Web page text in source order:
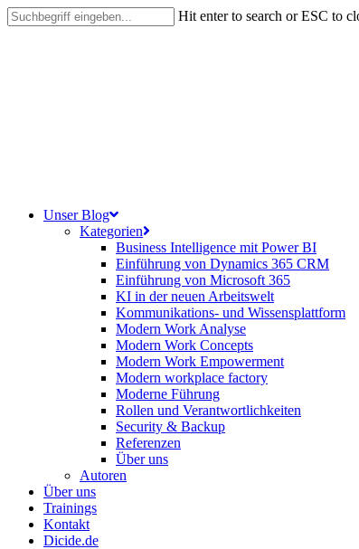
Skip
to
Hit enter to search or ESC to
search
Menu
Unser Blog
Kategorien
Business Intelligence mit Power BI
Einführung von Dynamics 365 CRM
Einführung von Microsoft 365
KI in der neuen Arbeitswelt
Kommunikations- und Wissensplattform
Modern Work Analyse
Modern Work Concepts
Modern Work Empowerment
Modern workplace factory
Moderne Führung
Rollen und Verantwortlichkeiten
Security & Backup
Referenzen
Über uns
Autoren
Über uns
Trainings
Kontakt
Dicide.de